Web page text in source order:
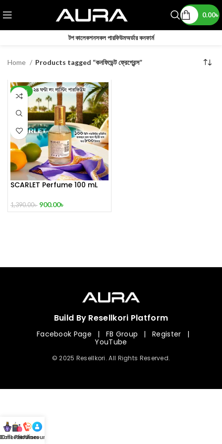
0.00৳
টপ কালেকশনসকল পারফিউমঅর্ডার কনফার্ম
Home Products tagged “কনফিডেন্ট ফ্রেগ্রেন্স”
-35%
SCARLET Perfume 100 mL
1,390.00৳ 900.00৳
Build By Resellkori Platform
Facebook Page | FB Group | Register
|
YouTube
© 2025 Resellkori. All Rights Reserved.
mL Perfumes
Hotline
Account